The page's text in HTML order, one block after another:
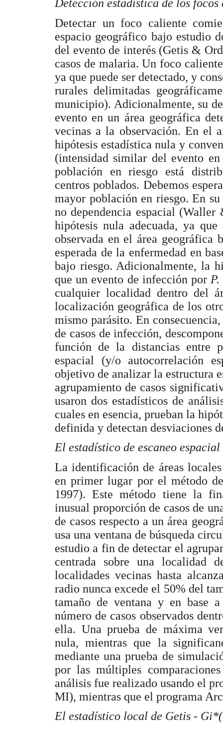
Detección estadística de los focos
Detectar un foco caliente
espacio geográfico bajo estudio
del evento de interés (Getis &
casos de malaria. Un foco
ya que puede ser detectado, y
rurales delimitadas
municipio). Adicionalmente, su
evento en un área geográfica
vecinas a la observación. En el
hipótesis estadística nula y
(intensidad similar del evento
población en riesgo está
centros poblados. Debemos
mayor población en riesgo. En
no dependencia espacial
hipótesis nula adecuada, ya
observada en el área geográfica
esperada de la enfermedad en
bajo riesgo. Adicionalmente, la
que un evento de infección por
cualquier localidad dentro del
localización geográfica de los
mismo parásito. En
de casos de infección,
función de la distancias entre
espacial (y/o autocorrelación
objetivo de analizar la estructura
agrupamiento de casos
usaron dos estadísticos de
cuales en esencia, prueban la
definida y detectan desviaciones
El estadístico de escaneo
La identificación de áreas
en primer lugar por el método
1997). Este método tiene la
inusual proporción de casos de
de casos respecto a un área
usa una ventana de búsqueda
estudio a fin de detectar el
centrada sobre una localidad
localidades vecinas hasta
radio nunca excede el 50% del
tamaño de ventana y en base
número de casos observados
ella. Una prueba de máxima
nula, mientras que la
mediante una prueba de
por las múltiples
análisis fue realizado usando el
MI), mientras que el programa
El estadístico local de Getis -